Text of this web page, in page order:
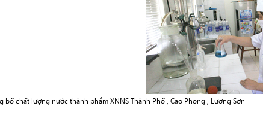
bố chất lượng nước thành phẩm XNNS Thành Phố , Cao Phong , Lương Sơn